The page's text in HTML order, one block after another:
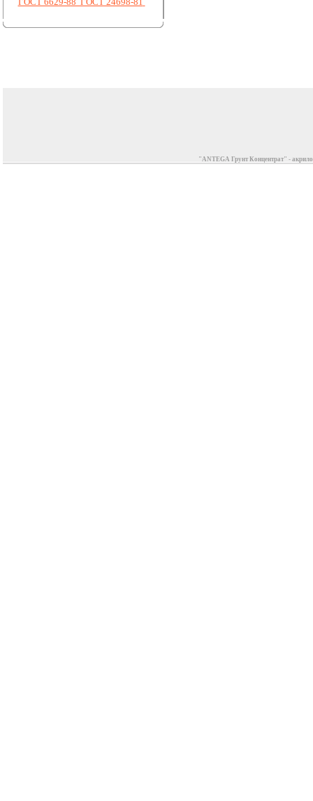
"ANTEGA Грунт Концентрат" -